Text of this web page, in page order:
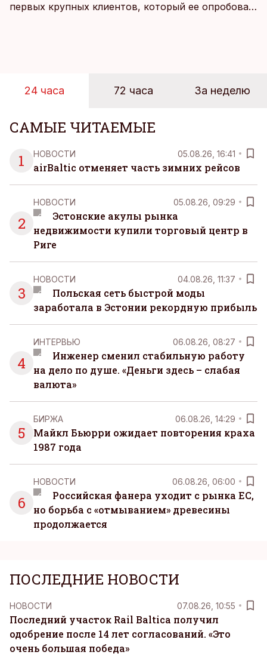
первых крупных клиентов, который ее опробовал,
24 часа 72 часа За неделю
САМЫЕ ЧИТАЕМЫЕ
1
НОВОСТИ 05.08.26, 16:41
airBaltic отменяет часть зимних рейсов
2
НОВОСТИ 05.08.26, 09:29
Эстонские акулы рынка
недвижимости купили торговый центр в
Риге
3
НОВОСТИ 04.08.26, 11:37
Польская сеть быстрой моды
заработала в Эстонии рекордную прибыль
4
ИНТЕРВЬЮ 06.08.26, 08:27
Инженер сменил стабильную работу
на дело по душе. «Деньги здесь – слабая
валюта»
5
БИРЖА 06.08.26, 14:29
Майкл Бьюрри ожидает повторения краха
1987 года
6
НОВОСТИ 06.08.26, 06:00
Российская фанера уходит с рынка ЕС,
но борьба с «отмыванием» древесины
продолжается
ПОСЛЕДНИЕ НОВОСТИ
НОВОСТИ 07.08.26, 10:55
Последний участок Rail Baltica получил
одобрение после 14 лет согласований. «Это
очень большая победа»